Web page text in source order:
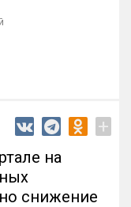
+
на
снижение